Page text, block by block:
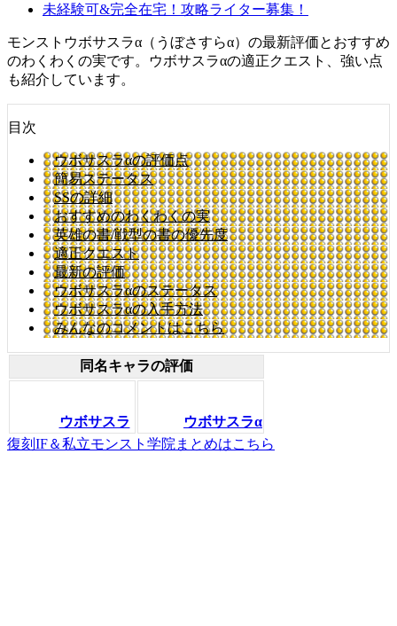
未経験可&完全在宅！攻略ライター募集！
モンストウボサスラα（うぼさすらα）の最新評価とおすすめ
のわくわくの実です。ウボサスラαの適正クエスト、強い点
も紹介しています。
目次
ウボサスラαの評価点
簡易ステータス
SSの詳細
おすすめのわくわくの実
英雄の書/戦型の書の優先度
適正クエスト
最新の評価
ウボサスラαのステータス
ウボサスラαの入手方法
みんなのコメントはこちら
同名キャラの評価
ウボサスラ
ウボサスラα
復刻IF＆私立モンスト学院まとめはこちら